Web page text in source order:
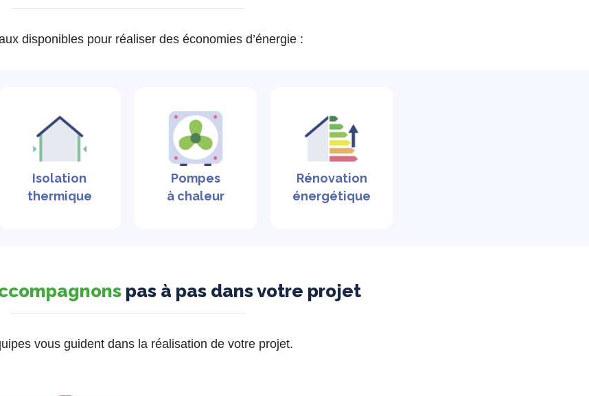
disponibles pour réaliser des économies d’énergie :
Isolation
thermique
Pompes
à chaleur
Rénovation
énergétique
pas à pas dans votre projet
vous guident dans la réalisation de votre projet.